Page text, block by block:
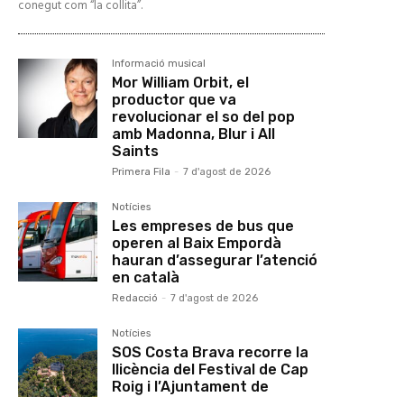
conegut com “la collita”.
Informació musical
Mor William Orbit, el
productor que va
revolucionar el so del pop
amb Madonna, Blur i All
Saints
Primera Fila - 7 d'agost de 2026
Notícies
Les empreses de bus que
operen al Baix Empordà
hauran d’assegurar l’atenció
en català
Redacció - 7 d'agost de 2026
Notícies
SOS Costa Brava recorre la
llicència del Festival de Cap
Roig i l’Ajuntament de